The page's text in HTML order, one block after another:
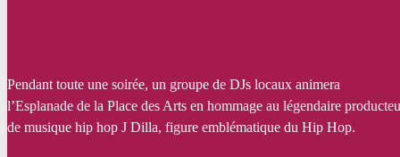
Pendant toute une soirée, un groupe de DJs locaux animera
l’Esplanade de la Place des Arts en hommage au légendaire
de musique hip hop J Dilla, figure emblématique du Hip Hop.